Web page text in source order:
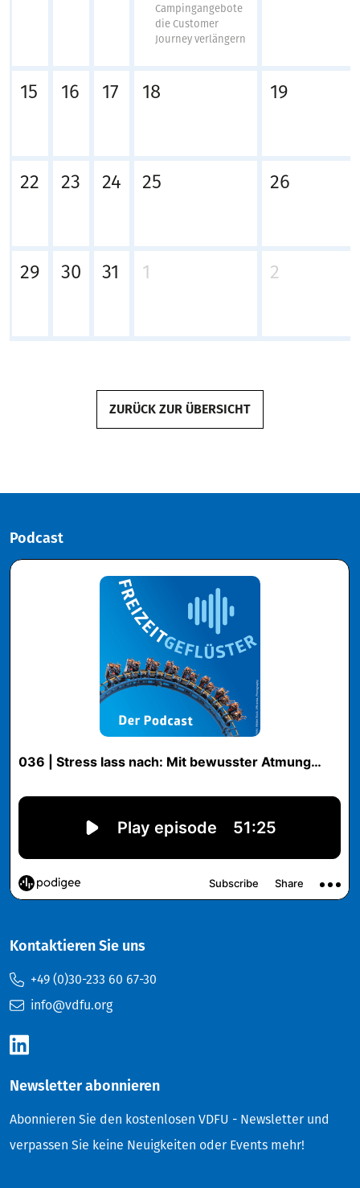
Campingangebote
die Customer
Journey verlängern
15 16 17 18 19
22 23 24 25 26
29 30 31 1 2
ZURÜCK ZUR ÜBERSICHT
Podcast
Kontaktieren Sie uns
+49 (0)30-233 60 67-30
info@vdfu.org
Newsletter abonnieren
Abonnieren Sie den kostenlosen VDFU - Newsletter und
verpassen Sie keine Neuigkeiten oder Events mehr!